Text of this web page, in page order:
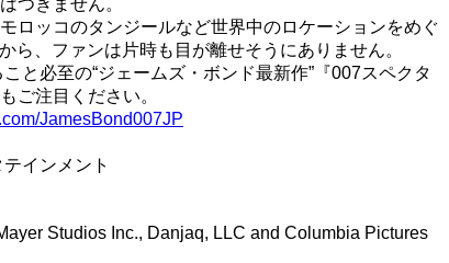
つきません。
ロッコのタンジールなど世界中のロケーションをめぐ
ら、ファンは片時も目が離せそうにありません。
と必至の“ジェームズ・ボンド最新作”『007スペクタ
ご注目ください。
JamesBond007JP
インメント
Studios Inc., Danjaq, LLC and Columbia Pictures